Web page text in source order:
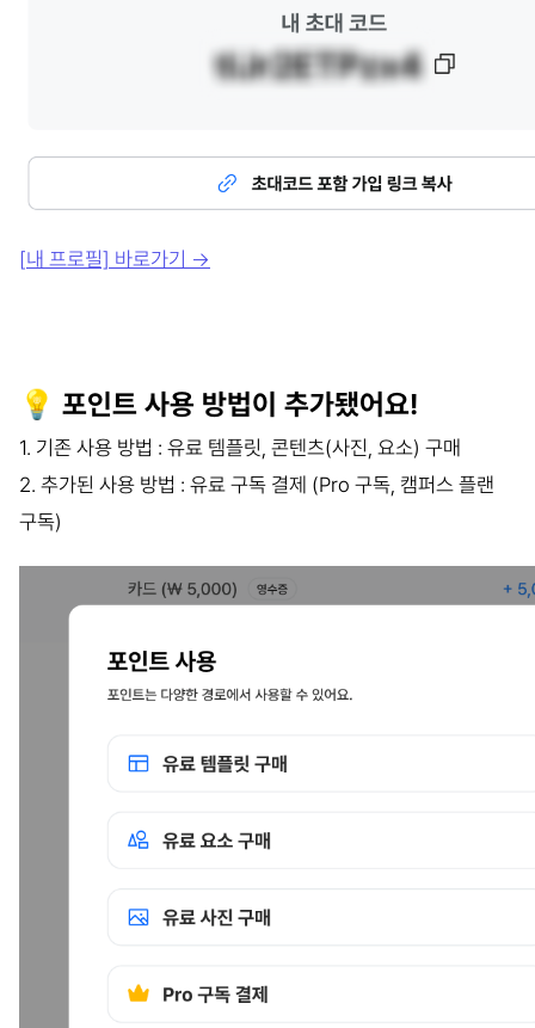
[내 프로필] 바로가기 →
💡 포인트 사용 방법이 추가됐어요!
1. 기존 사용 방법 : 유료 템플릿, 콘텐츠(사진, 요소) 구매
2. 추가된 사용 방법 : 유료 구독 결제 (Pro 구독, 캠퍼스 플랜
구독)